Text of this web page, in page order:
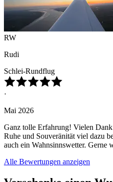
RW
Rudi
Schlei-Rundflug
·
Mai 2026
Ganz tolle Erfahrung! Vielen Dank
Ruhe und Souveränität viel dazu
auch ein Wahnsinnswetter. Gerne
Alle Bewertungen anzeigen